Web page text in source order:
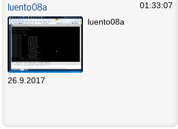
luento08a
01:33:07
luento08a
26.9.2017